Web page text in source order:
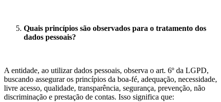
Quais princípios são observados para o tratamento dos
dados pessoais?
A entidade, ao utilizar dados pessoais, observa o art. 6º da LGPD,
buscando assegurar os princípios da boa-fé, adequação, necessidade,
livre acesso, qualidade, transparência, segurança, prevenção, não
discriminação e prestação de contas. Isso significa que: